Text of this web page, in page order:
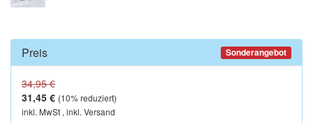
Preis Sonderangebot
34,95 €
31,45 € (10% reduziert)
inkl. MwSt , inkl. Versand